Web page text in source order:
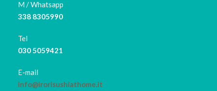
M / Whatsapp
338 8305990
Tel
030 5059421
E-mail
info@irorisushiathome.it